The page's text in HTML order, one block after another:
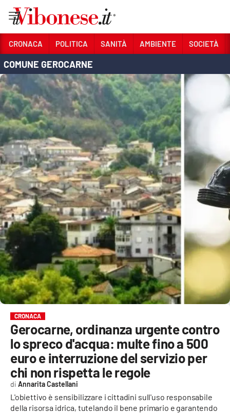
Sezioni
CRONACA
POLITICA
SANITÀ
AMBIENTE
SOCIETÀ
CULTURA
ECONOMIA E LAVORO
EVENTI
Streaming
LAC TV
LAC NETWORK
LAC ONAIR
LaC
Network
LACPLAY.IT
CRONACA POLITICA SANITÀ AMBIENTE SOCIETÀ
COMUNE GEROCARNE
CRONACA
Gerocarne, ordinanza urgente contro
lo spreco d'acqua: multe fino a 500
euro e interruzione del servizio per
chi non rispetta le regole
L'obiettivo è sensibilizzare i cittadini sull'uso responsabile
della risorsa idrica, tutelando il bene primario e garantendo
Annarita Castellani